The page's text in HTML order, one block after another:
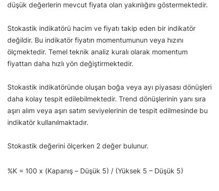
düşük değerlerin mevcut fiyata olan yakınlığını göstermektedir.
Stokastik indikatörü hacim ve fiyatı takip eden bir indikatör
değildir. Bu indikatör fiyatın momentumunun veya hızını
ölçmektedir. Temel teknik analiz kuralı olarak momentum
fiyattan daha hızlı yön değiştirmektedir.
Stokastik indikatöründe oluşan boğa veya ayı piyasası dönüşleri
daha kolay tespit edilebilmektedir. Trend dönüşlerinin yanı sıra
aşırı alım veya aşırı satım seviyelerinin de tespit edilmesinde bu
indikatör kullanılmaktadır.
Stokastik değerini ölçerken 2 değer bulunur.
%K = 100 x (Kapanış – Düşük 5) / (Yüksek 5 – Düşük 5)